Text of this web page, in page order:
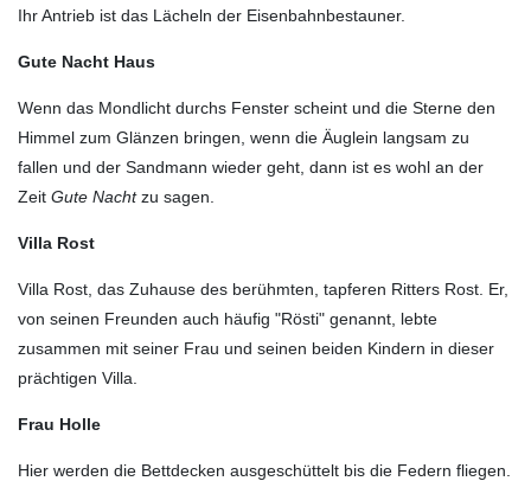
Ihr Antrieb ist das Lächeln der Eisenbahnbestauner.
Gute Nacht Haus
Wenn das Mondlicht durchs Fenster scheint und die Sterne den
Himmel zum Glänzen bringen, wenn die Äuglein langsam zu
fallen und der Sandmann wieder geht, dann ist es wohl an der
Zeit Gute Nachtzu sagen.
Villa Rost
Villa Rost, das Zuhause des berühmten, tapferen Ritters Rost. Er,
von seinen Freunden auch häufig "Rösti" genannt, lebte
zusammen mit seiner Frau und seinen beiden Kindern in dieser
prächtigen Villa.
Frau Holle
Hier werden die Bettdecken ausgeschüttelt bis die Federn fliegen.